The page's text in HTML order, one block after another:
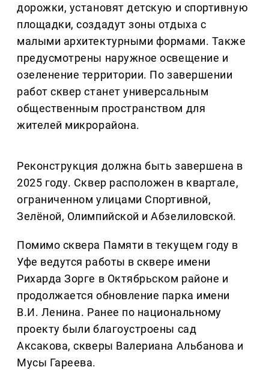
дорожки, установят детскую и спортивную
площадки, создадут зоны отдыха с
малыми архитектурными формами. Также
предусмотрены наружное освещение и
озеленение территории. По завершении
работ сквер станет универсальным
общественным пространством для
жителей микрорайона.
Реконструкция должна быть завершена в
2025 году. Сквер расположен в квартале,
ограниченном улицами Спортивной,
Зелёной, Олимпийской и Абзелиловской.
Помимо сквера Памяти в текущем году в
Уфе ведутся работы в сквере имени
Рихарда Зорге в Октябрьском районе и
продолжается обновление парка имени
В.И. Ленина. Ранее по национальному
проекту были благоустроены сад
Аксакова, скверы Валериана Альбанова и
Мусы Гареева.